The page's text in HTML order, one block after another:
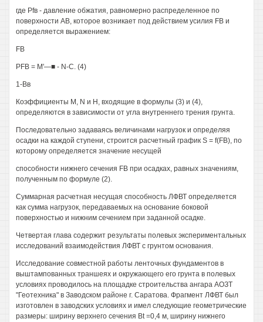
где Pfв - давление обжатия, равномерно распределенное по
поверхности AB, которое возникает под действием усилия FB и
определяется выражением:
FB
PFB = М'—■ - N-C. (4)
1-Вв
Коэффициенты М, N и Н, входящие в формулы (3) и (4),
определяются в зависимости от угла внутреннего трения грунта.
Последовательно задаваясь величинами нагрузок и определяя
осадки на каждой ступени, строится расчетный график S = f(FB), по
которому определяется значение несущей
способности нижнего сечения FB при осадках, равных значениям,
полученным по формуле (2).
Суммарная расчетная несущая способность ЛФВТ определяется
как сумма нагрузок, передаваемых на основание боковой
поверхностью и нижним сечением при заданной осадке.
Четвертая глава содержит результаты полевых экспериментальных
исследований взаимодействия ЛФВТ с грунтом основания.
Исследование совместной работы ленточных фундаментов в
выштампованных траншеях и окружающего его грунта в полевых
условиях проводилось на площадке строительства ангара АОЗТ
"Геотехника" в Заводском районе г. Саратова. Фрагмент ЛФВТ был
изготовлен в заводских условиях и имел следующие геометрические
размеры: ширину верхнего сечения Bt =0,4 м, ширину нижнего